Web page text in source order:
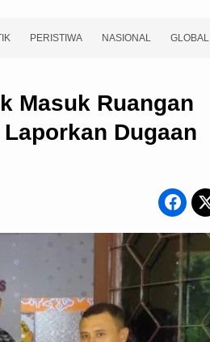
PERISTIWA NASIONAL GLOBAL
Masuk Ruangan
Dugaan